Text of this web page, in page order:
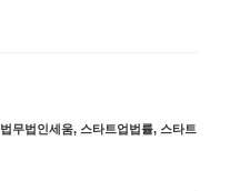
법무법인세움, 스타트업법률, 스타트